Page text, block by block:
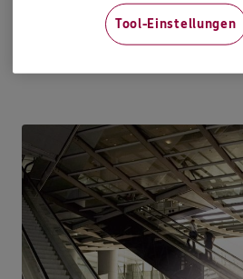
Unternehmer viel mehr als
ist bei ERGO Pro kein Zufall,
Tool-Einstellungen